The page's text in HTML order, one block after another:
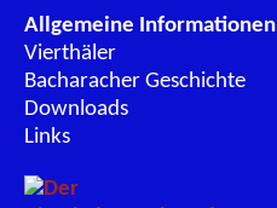
Allgemeine Informationen
Vierthäler
Bacharacher Geschichte
Downloads
Links